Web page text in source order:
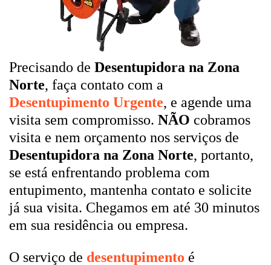
Precisando de Desentupidora na Zona
Norte, faça contato com a
Desentupimento Urgente, e agende uma
visita sem compromisso. NÃO cobramos
visita e nem orçamento nos serviços de
Desentupidora na Zona Norte, portanto,
se está enfrentando problema com
entupimento, mantenha contato e solicite
já sua visita. Chegamos em até 30 minutos
em sua residência ou empresa.
O serviço de desentupimento é